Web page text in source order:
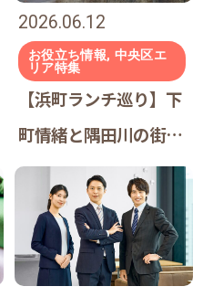
2026.06.12
お役立ち情報, 中央区エ
リア特集
【浜町ランチ巡り】下
町情緒と隅田川の街で
「目的別」名店7選